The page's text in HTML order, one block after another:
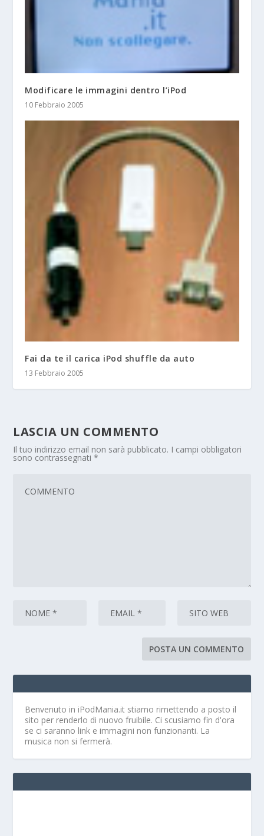
Modificare le immagini dentro l’iPod
10 Febbraio 2005
Fai da te il carica iPod shuffle da auto
13 Febbraio 2005
LASCIA UN COMMENTO
Il tuo indirizzo email non sarà pubblicato. I campi obbligatori
sono contrassegnati*
Benvenuto in iPodMania.it stiamo rimettendo a posto il
sito per renderlo di nuovo fruibile. Ci scusiamo fin d'ora
se ci saranno link e immagini non funzionanti. La
musica non si fermerà.